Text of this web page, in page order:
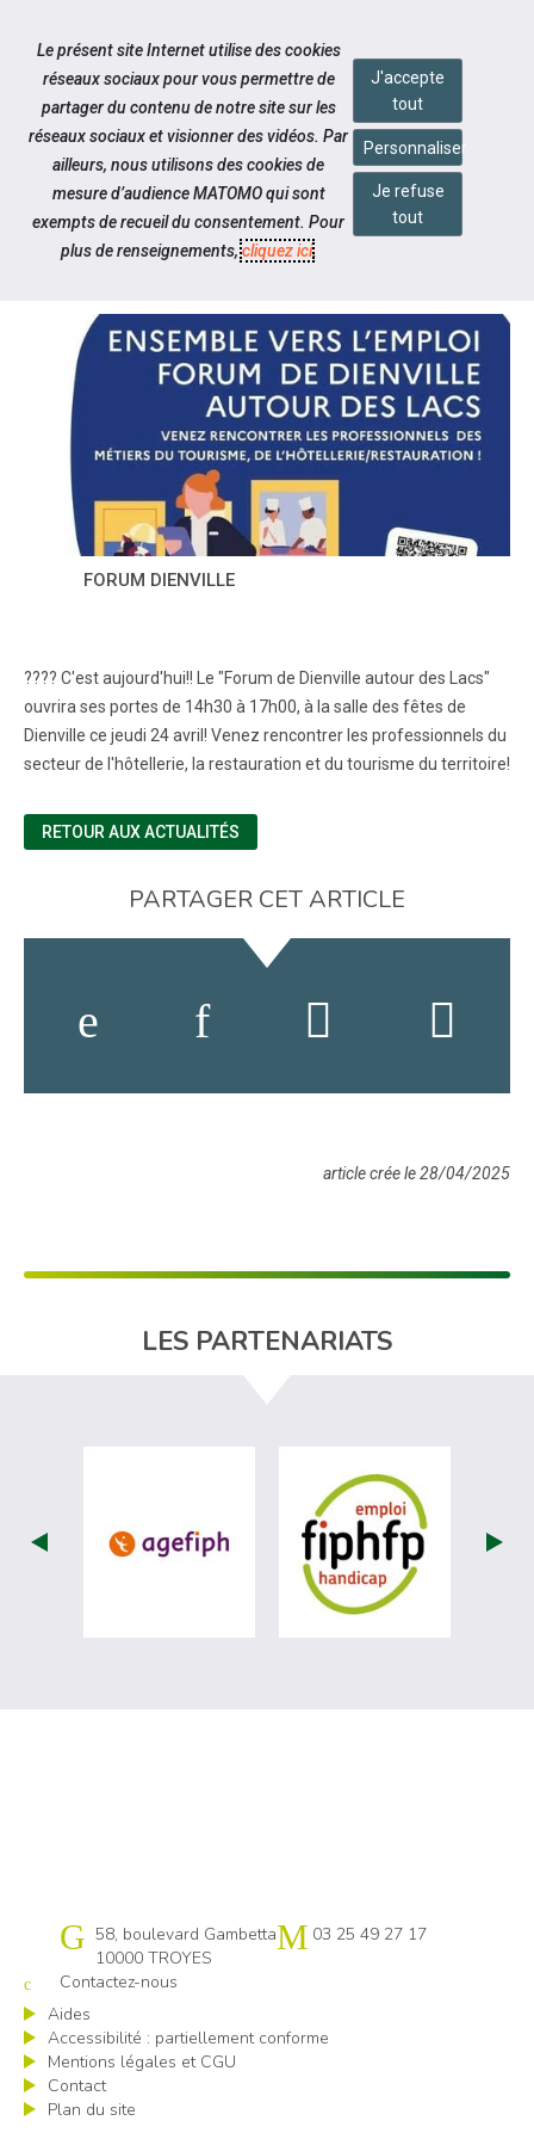
Aller au contenu
Notre actualité
FORUM DIENVILLE
FORUM DIENVILLE
???? C'est aujourd'hui!! Le "Forum de Dienville autour des Lacs"
ouvrira ses portes de 14h30 à 17h00, à la salle des fêtes de
Dienville ce jeudi 24 avril! Venez rencontrer les professionnels du
secteur de l'hôtellerie, la restauration et du tourisme du territoire!
RETOUR AUX ACTUALITÉS
PARTAGER CET ARTICLE
article crée le 28/04/2025
LES PARTENARIATS
visiter les site de Agefiph (nouvelle
visiter les
Cap emploi 10
58, boulevard Gambetta
10000 TROYES
03 25 49 27 17
Contactez-nous
Aides
Accessibilité : partiellement conforme
Mentions légales et CGU
Contact
Plan du site
Le présent site Internet utilise des cookies
réseaux sociaux pour vous permettre de
partager du contenu de notre site sur les
réseaux sociaux et visionner des vidéos. Par
ailleurs, nous utilisons des cookies de
mesure d’audience MATOMO qui sont
exempts de recueil du consentement. Pour
plus de renseignements,cliquez ici.
J'accepte
tout
Personnaliser
Je refuse
tout